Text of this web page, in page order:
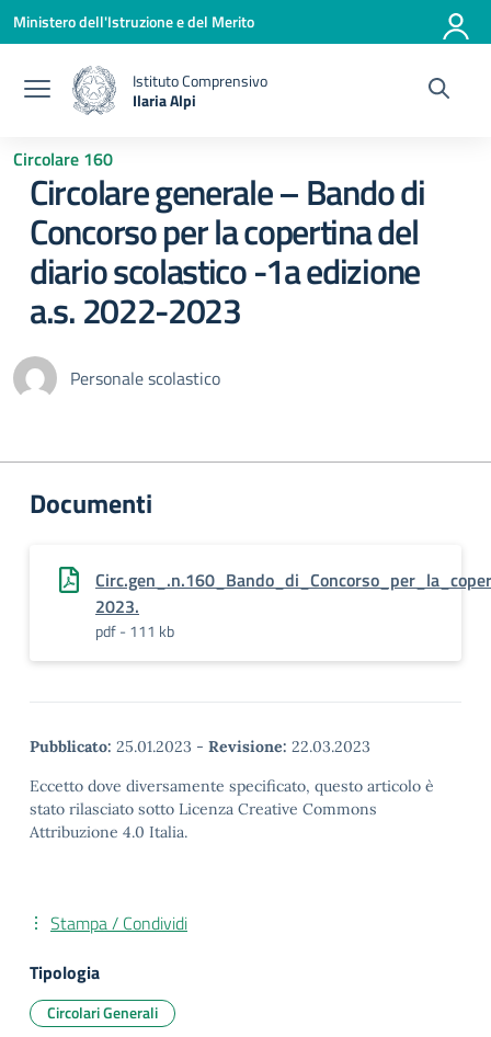
Vai ai contenuti
Vai al menu di navigazione
Vai al footer
Ministero dell'Istruzione e del Merito
Istituto Comprensivo
Ilaria Alpi
Circolare 160
Circolare generale – Bando di
Concorso per la copertina del
diario scolastico -1a edizione
a.s. 2022-2023
Personale scolastico
Documenti
2023.
pdf - 111 kb
Pubblicato: 25.01.2023 - Revisione: 22.03.2023
Eccetto dove diversamente specificato, questo articolo è
stato rilasciato sotto Licenza Creative Commons
Attribuzione 4.0 Italia.
Stampa / Condividi
Tipologia
Circolari Generali